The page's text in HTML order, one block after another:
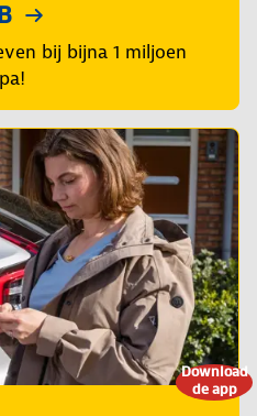
bij bijna 1 miljoen
Download
de app